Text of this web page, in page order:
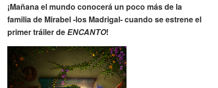
¡Mañana el mundo conocerá un poco más de la
familia de Mirabel -los Madrigal- cuando se estrene el
primer tráiler deENCANTO!